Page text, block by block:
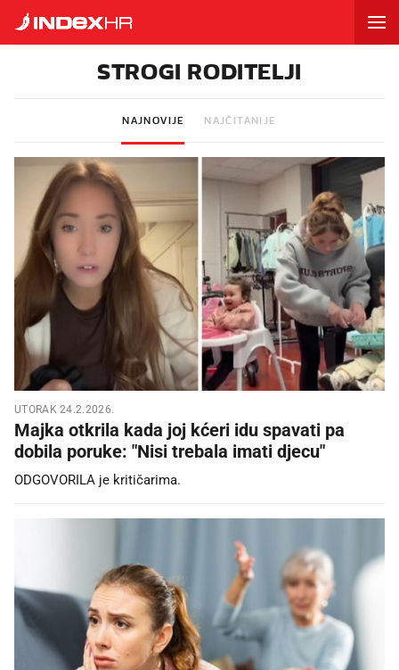
STROGI RODITELJI
NAJNOVIJE NAJČITANIJE
UTORAK 24.2.2026.
Majka otkrila kada joj kćeri idu spavati pa
dobila poruke: "Nisi trebala imati djecu"
ODGOVORILA je kritičarima.